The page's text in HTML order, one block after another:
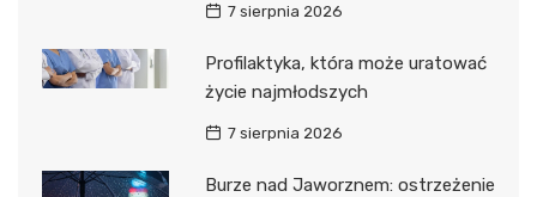
7 sierpnia 2026
Profilaktyka, która może uratować
życie najmłodszych
7 sierpnia 2026
Burze nad Jaworznem: ostrzeżenie